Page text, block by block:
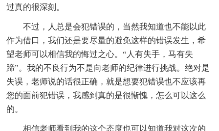
过真的很深刻。
不过，人总是会犯错误的，当然我知道也不能以此
作为借口，我们还是要尽量的避免这样的错误发生，希
望老师可以相信我的悔过之心。“人有失手，马有失
蹄”。我的不良行为不是向老师的纪律进行挑战。绝对是
失误，老师说的话很正确，就是想要犯错误也不应该再
您的面前犯错误，我感到真的是很惭愧，怎么可以这么
的。
相信老师看到我的这个态度也可以知道我对这次的